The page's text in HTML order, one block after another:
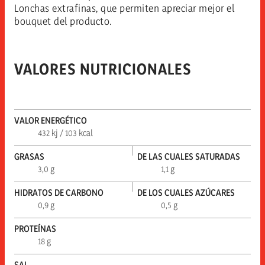
Lonchas extrafinas, que permiten apreciar mejor el
bouquet del producto.
VALORES NUTRICIONALES
VALOR ENERGÉTICO
432 kj / 103 kcal
GRASAS
3,0 g
DE LAS CUALES SATURADAS
1,1 g
HIDRATOS DE CARBONO
0,9 g
DE LOS CUALES AZÚCARES
0,5 g
PROTEÍNAS
18 g